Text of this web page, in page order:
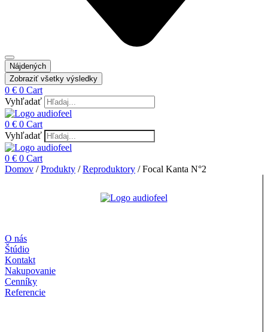
Nájdených
Zobraziť všetky výsledky
0 € 0 Cart
Vyhľadať
0 € 0 Cart
Vyhľadať
0 € 0 Cart
Domov /Produkty /Reproduktory / Focal Kanta N°2
O nás
Štúdio
Kontakt
Nakupovanie
Cenníky
Referencie